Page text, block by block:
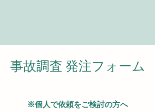
事故調査 発注フォーム
※個人で依頼をご検討の方へ